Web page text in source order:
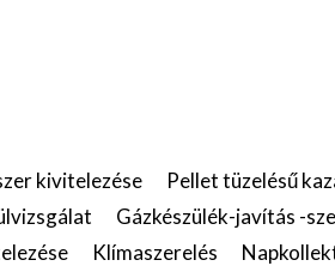
kivitelezése Pellet tüzelésű
Gázkészülék-javítás -
Klímaszerelés